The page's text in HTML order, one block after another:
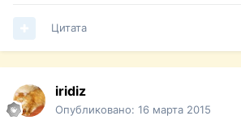
Цитата
iridiz
Опубликовано: 16 марта 2015